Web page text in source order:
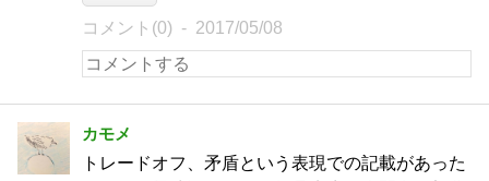
コメント(0) 2017/05/08
カモメ
トレードオフ、矛盾という表現での記載があった